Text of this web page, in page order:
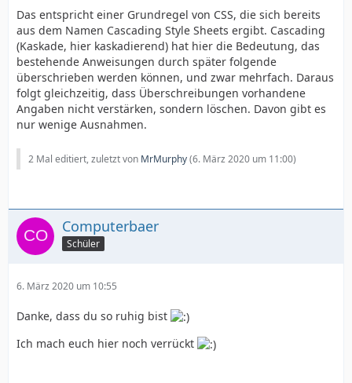
Das entspricht einer Grundregel von CSS, die sich bereits
aus dem Namen Cascading Style Sheets ergibt. Cascading
(Kaskade, hier kaskadierend) hat hier die Bedeutung, das
bestehende Anweisungen durch später folgende
überschrieben werden können, und zwar mehrfach. Daraus
folgt gleichzeitig, dass Überschreibungen vorhandene
Angaben nicht verstärken, sondern löschen. Davon gibt es
nur wenige Ausnahmen.
2 Mal editiert, zuletzt von MrMurphy(6. März 2020 um 11:00)
Computerbaer
Schüler
6. März 2020 um 10:55
Danke, dass du so ruhig bist
Ich mach euch hier noch verrückt